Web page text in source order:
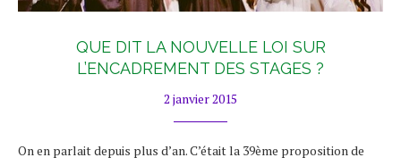
QUE DIT LA NOUVELLE LOI SUR
L’ENCADREMENT DES STAGES ?
2 janvier 2015
On en parlait depuis plus d’an. C’était la 39ème proposition de